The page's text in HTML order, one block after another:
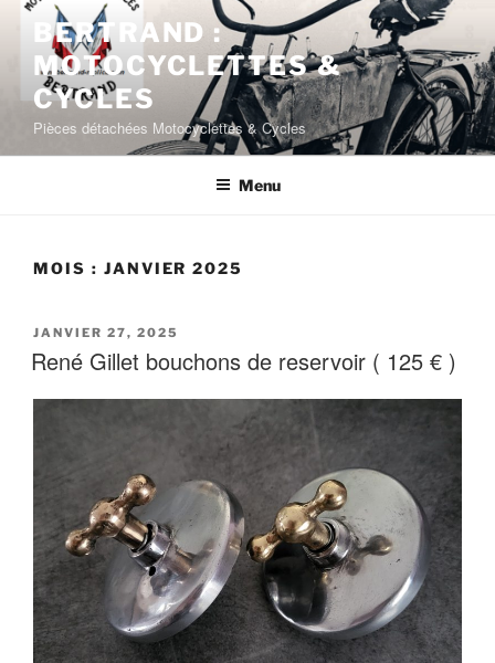
BERTRAND :
MOTOCYCLETTES &
CYCLES
Pièces détachées Motocyclettes & Cycles
Menu
MOIS : JANVIER 2025
JANVIER 27, 2025
René Gillet bouchons de reservoir ( 125 € )